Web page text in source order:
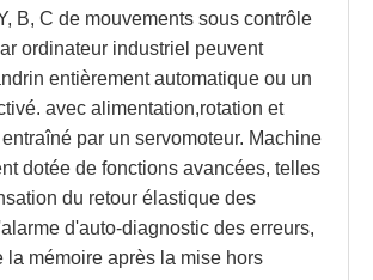
B, C de mouvements sous contrôle
ordinateur industriel peuvent
entièrement automatique ou un
avec alimentation,rotation et
par un servomoteur. Machine
dotée de fonctions avancées, telles
du retour élastique des
d'auto-diagnostic des erreurs,
la mémoire après la mise hors